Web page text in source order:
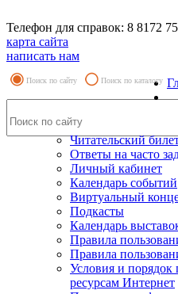
Телефон для справок: 8 8172
карта сайта
написать нам
Поиск по сайту Поиск по каталогу
Читательский
Ответы на часто
Личный кабинет
Календарь событий
Виртуальный
Подкасты
Календарь
Правила
Правила
Условия и порядок
ресурсам Интернет